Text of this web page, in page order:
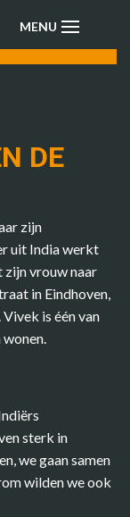
DE
zijn
uit India werkt
zijn vrouw naar
in Eindhoven,
is één van
sterk in
we gaan samen
wilden we ook